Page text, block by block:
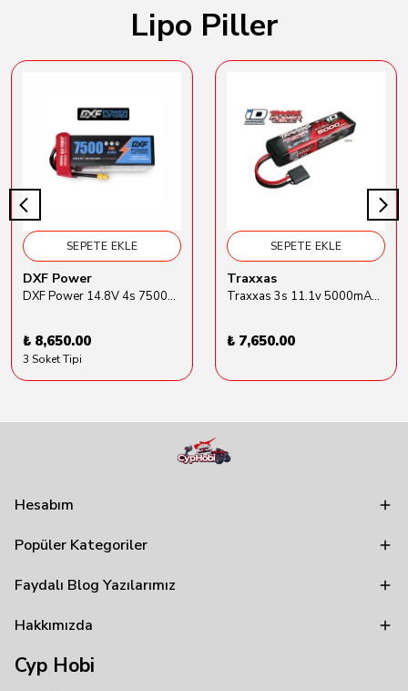
Lipo Piller
SEPETE EKLE
DXF Power
DXF Power 14.8V 4s 7500mAh 80C Hardcase Lipo Batarya
₺ 8,650.00
3 Soket Tipi
SEPETE EKLE
Traxxas
Traxxas 3s 11.1v 5000mAh Lipo Batarya (TRX 2872X)
₺ 7,650.00
Hesabım
Popüler Kategoriler
Faydalı Blog Yazılarımız
Hakkımızda
Cyp Hobi